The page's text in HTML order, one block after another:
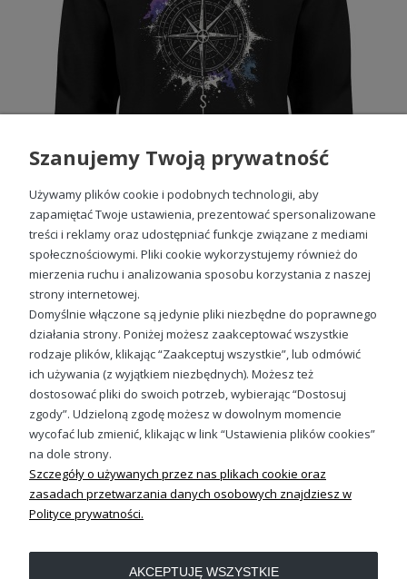
Kompas Róża Wiatrów Męska bluza
89,88 zł
OBSŁUGA KLIENTA
Sprawdź nasze social media
Szanujemy Twoją prywatność
Używamy plików cookie i podobnych technologii, aby
zapamiętać Twoje ustawienia, prezentować spersonalizowane
treści i reklamy oraz udostępniać funkcje związane z mediami
społecznościowymi. Pliki cookie wykorzystujemy również do
mierzenia ruchu i analizowania sposobu korzystania z naszej
strony internetowej.
Domyślnie włączone są jedynie pliki niezbędne do poprawnego
działania strony. Poniżej możesz zaakceptować wszystkie
rodzaje plików, klikając “Zaakceptuj wszystkie”, lub odmówić
ich używania (z wyjątkiem niezbędnych). Możesz też
dostosować pliki do swoich potrzeb, wybierając “Dostosuj
zgody”. Udzieloną zgodę możesz w dowolnym momencie
wycofać lub zmienić, klikając w link “Ustawienia plików cookies”
na dole strony.
Szczegóły o używanych przez nas plikach cookie oraz
zasadach przetwarzania danych osobowych znajdziesz w
Polityce prywatności.
AKCEPTUJĘ WSZYSTKIE